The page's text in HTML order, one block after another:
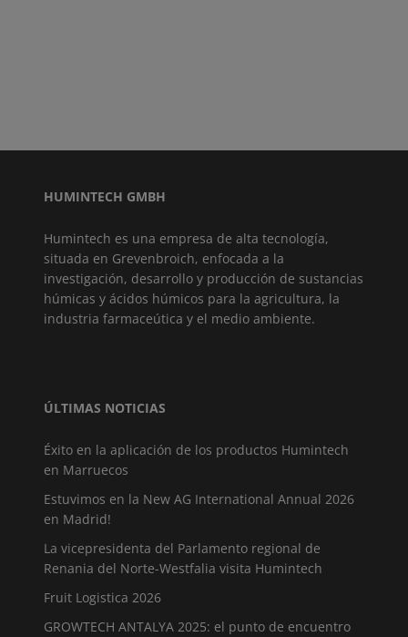
HUMINTECH GMBH
Humintech es una empresa de alta tecnología,
situada en Grevenbroich, enfocada a la
investigación, desarrollo y producción de sustancias
húmicas y ácidos húmicos para la agricultura, la
industria farmaceútica y el medio ambiente.
ÚLTIMAS NOTICIAS
Éxito en la aplicación de los productos Humintech
en Marruecos
Estuvimos en la New AG International Annual 2026
en Madrid!
La vicepresidenta del Parlamento regional de
Renania del Norte-Westfalia visita Humintech
Fruit Logistica 2026
GROWTECH ANTALYA 2025: el punto de encuentro